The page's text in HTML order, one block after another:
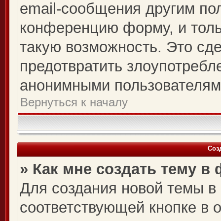
email-сообщения другим
конференцию форму, и
такую возможность. Это
предотвратить
анонимными
Вернуться к началу
» Как мне создать тему в
Для создания новой темы
соответствующей кнопке